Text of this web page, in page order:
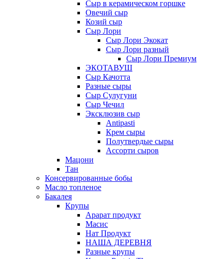
Сыр в керамическом горшке
Овечий сыр
Козий сыр
Сыр Лори
Сыр Лори Экокат
Сыр Лори разный
Сыр Лори Премиум
ЭКОТАВУШ
Сыр Качотта
Разные сыры
Сыр Сулугуни
Сыр Чечил
Эксклюзив сыр
Antipasti
Крем сыры
Полутвердые сыры
Ассорти сыров
Мацони
Тан
Консервированные бобы
Масло топленое
Бакалея
Крупы
Арарат продукт
Масис
Нат Продукт
НАША ДЕРЕВНЯ
Разные крупы